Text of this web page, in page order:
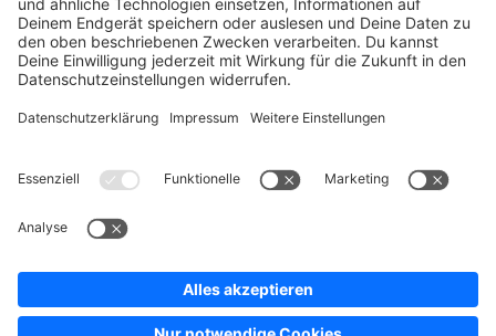
Store
Shopware 6 Handbook by
Splendid (German)
Shopware 6 - Product Feedback &
Terms & Conditions Privacy Legal notice Sitemap Cookie settings